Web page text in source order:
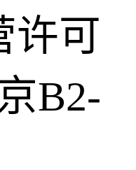
许可
B2-